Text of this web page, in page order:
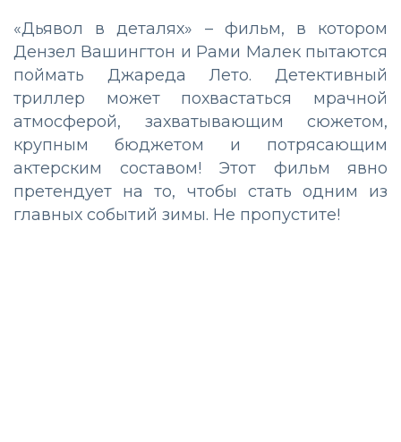
«Дьявол в деталях» – фильм, в котором
Дензел Вашингтон и Рами Малек пытаются
поймать Джареда Лето. Детективный
триллер может похвастаться мрачной
атмосферой, захватывающим сюжетом,
крупным бюджетом и потрясающим
актерским составом! Этот фильм явно
претендует на то, чтобы стать одним из
главных событий зимы. Не пропустите!